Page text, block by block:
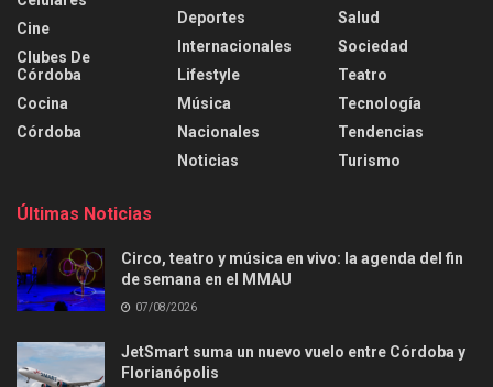
Cine
Clubes De
Córdoba
Cocina
Córdoba
Deportes
Internacionales
Lifestyle
Música
Nacionales
Noticias
Salud
Sociedad
Teatro
Tecnología
Tendencias
Turismo
Últimas Noticias
Circo, teatro y música en vivo: la agenda del fin
de semana en el MMAU
07/08/2026
JetSmart suma un nuevo vuelo entre Córdoba y
Florianópolis